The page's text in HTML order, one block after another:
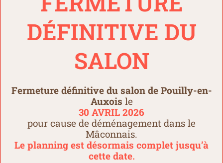
DÉFINITIVE DU
SALON
Fermeture définitive du salon de Pouilly-en-
Auxois le
30 AVRIL 2026
pour cause de déménagement dans le
Mâconnais.
Le planning est désormais complet jusqu’à
cette date.